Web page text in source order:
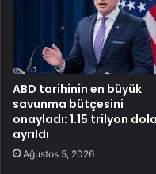
ABD tarihinin en büyük
savunma bütçesini
onayladı: 1.15 trilyon
ayrıldı
Ağustos 5, 2026